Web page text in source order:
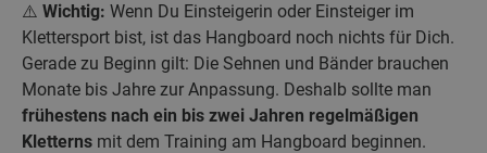
⚠️ Wichtig: Wenn Du Einsteigerin oder Einsteiger im
Klettersport bist, ist das Hangboard noch nichts für Dich.
Gerade zu Beginn gilt: Die Sehnen und Bänder brauchen
Monate bis Jahre zur Anpassung. Deshalb sollte man
frühestens nach ein bis zwei Jahren regelmäßigen
Kletterns mit dem Training am Hangboard beginnen.